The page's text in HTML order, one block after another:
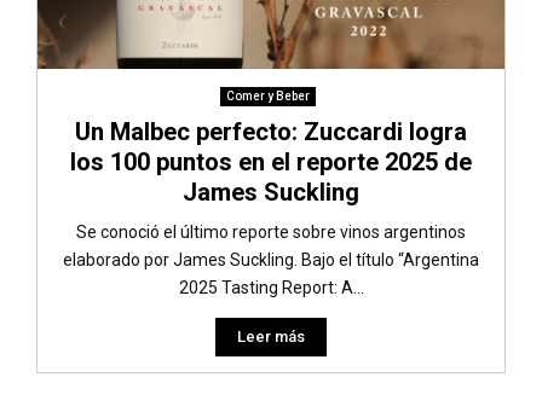
Comer y Beber
Un Malbec perfecto: Zuccardi logra
los 100 puntos en el reporte 2025 de
James Suckling
Se conoció el último reporte sobre vinos argentinos
elaborado por James Suckling. Bajo el título “Argentina
2025 Tasting Report: A...
Leer más